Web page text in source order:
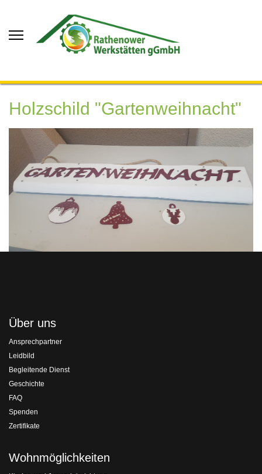
Holzschild "Gartenweihnacht"
Über uns
Ansprechpartner
Leidbild
Begleitende Dienst
Geschichte
FAQ
Spenden
Zertifikate
Wohnmöglichkeiten